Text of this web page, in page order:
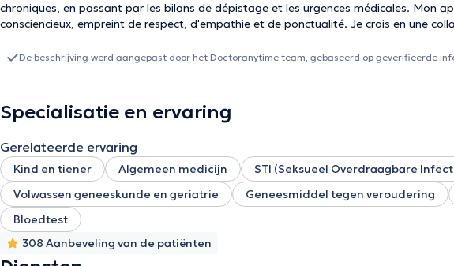
chroniques, en passant par les bilans de dépistage et les urgences médicales. Mon approche se caractérise par un travail
consciencieux, empreint de respect, d'empathie et de ponctualité. Je crois en une
De beschrijving werd aangepast door het Doctoranytime team, gebaseerd op geverifieerde
Specialisatie en ervaring
Gerelateerde ervaring
Kind en tiener Algemeen medicijn
STI (Seksueel Overdraagbare
Volwassen geneeskunde en geriatrie
Geneesmiddel tegen veroudering
Bloedtest
308 Aanbeveling van de patiënten